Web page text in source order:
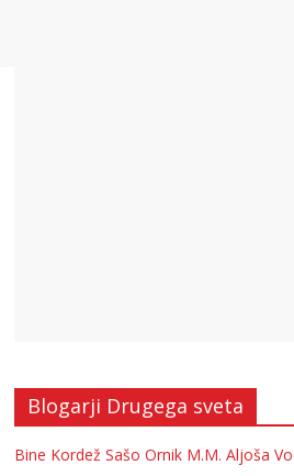
Blogarji Drugega sveta
Bine Kordež Sašo Ornik M.M. Aljoša